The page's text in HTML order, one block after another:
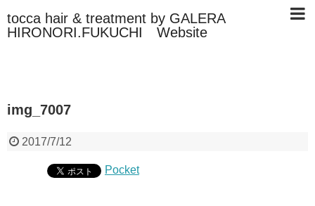
tocca hair & treatment by GALERA
HIRONORI.FUKUCHI Website
img_7007
2017/7/12
Pocket